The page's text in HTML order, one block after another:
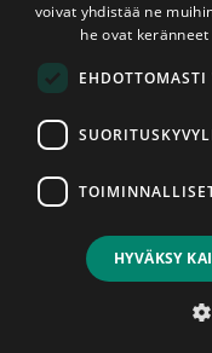
voivat yhdistää ne
he ovat
HYVÄKSY